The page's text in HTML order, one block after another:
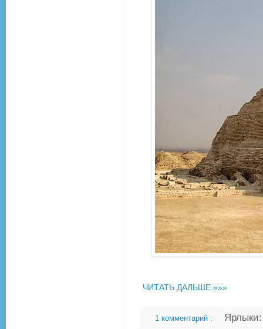
ЧИТАТЬ ДАЛЬШЕ »»»
1 комментарий :